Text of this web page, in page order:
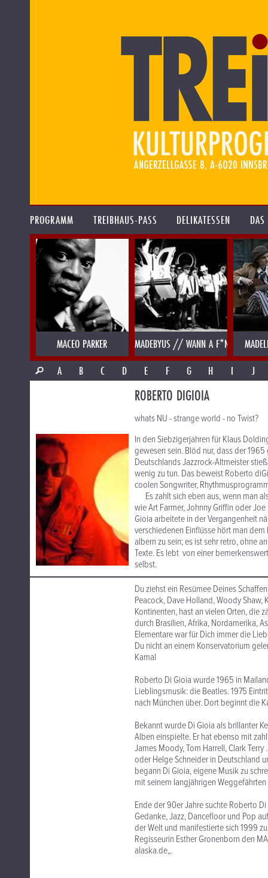
PROGRAMM TREIBHAUS-PASS DELIKATESSEN
MACEO PARKER MADEBYUS // WANN A F*NK
A
B C D E F G H I J
ROBERTO DIGIOIA
whats NU - strange world - no Twist?
In den Siebzigerjahren für Klaus
gewesen sein. Blöd nur, dass der
Deutschlands Jazzrock-Altmeister
wenig zu tun. Das beweist Roberto
coolen Songwriter,
Es zahlt sich eben aus, wenn man
wie Art Farmer, Johnny Griffin oder
Gioia arbeitete in der Vergangenheit
verschiedenen Einflüsse hört man
albern zu sein; es ist sehr retro, ohne
Texte. Es lebt von einer
selbst.
Du ziehst ein Resümee Deines
Peacock, Dave Holland, Woody
Kontinenten, hast an vielen Orten, die
durch Brasilien, Afrika, Nordamerika,
Elementare war für Dich immer die
Du nicht an einem Konservatorium
Kamal
Roberto Di Gioia wurde 1965 in
Lieblingsmusik: die Beatles. 1975
nach München über. Dort beginnt die
Bekannt wurde Di Gioia als brillanter
Alben einspielte. Er hat ebenso mit
James Moody, Tom Harrell, Clark
oder Helge Schneider in Deutschland
begann Di Gioia, eigene Musik zu
mit seinem langjährigen
Ende der 90er Jahre suchte Roberto
Gedanke, Jazz, Dancefloor und Pop
der Welt und manifestierte sich 1999
Regisseurin Esther Gronenborn den
alaska.de„.